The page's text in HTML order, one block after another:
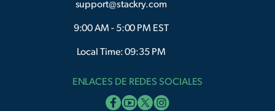
support@stackry.com
9:00 AM - 5:00 PM EST
Local Time: 09:35 PM
ENLACES DE REDES SOCIALES